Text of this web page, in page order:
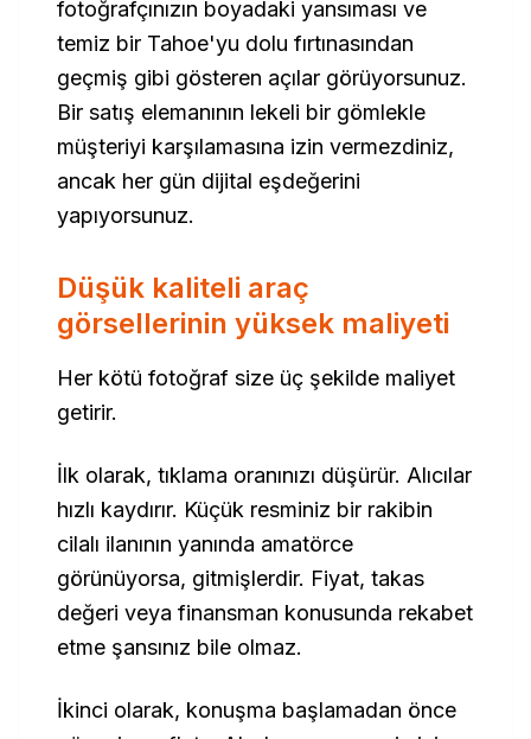
fotoğrafçınızın boyadaki yansıması ve
temiz bir Tahoe'yu dolu fırtınasından
geçmiş gibi gösteren açılar görüyorsunuz.
Bir satış elemanının lekeli bir gömlekle
müşteriyi karşılamasına izin vermezdiniz,
ancak her gün dijital eşdeğerini
yapıyorsunuz.
Düşük kaliteli araç
görsellerinin yüksek maliyeti
Her kötü fotoğraf size üç şekilde maliyet
getirir.
İlk olarak, tıklama oranınızı düşürür. Alıcılar
hızlı kaydırır. Küçük resminiz bir rakibin
cilalı ilanının yanında amatörce
görünüyorsa, gitmişlerdir. Fiyat, takas
değeri veya finansman konusunda rekabet
etme şansınız bile olmaz.
İkinci olarak, konuşma başlamadan önce